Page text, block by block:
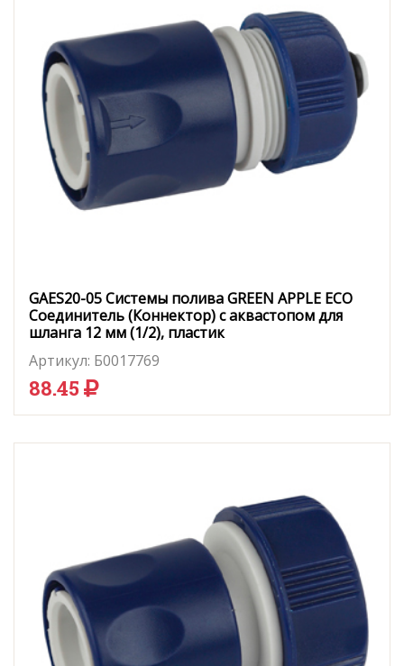
GAES20-05 Системы полива GREEN APPLE ЕСО
Соединитель (Коннектор) с аквастопом для
шланга 12 мм (1/2), пластик
Артикул: Б0017769
88.45